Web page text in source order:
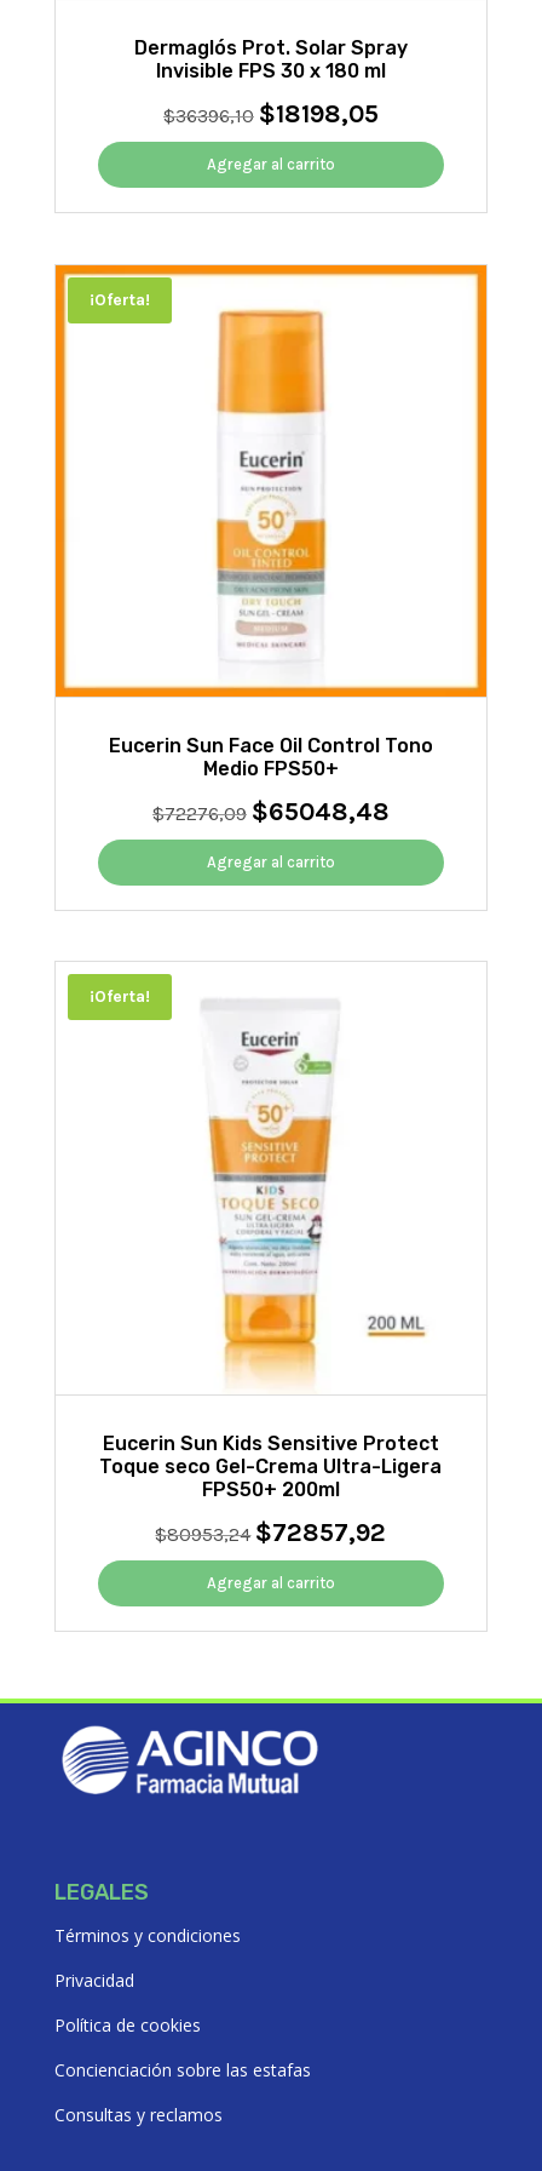
Dermaglós Prot. Solar Spray
Invisible FPS 30 x 180 ml
$36396,10 El
precio
original
era:
$36396,10.
$18198,05El
precio
es:
$18198,05.
Agregar al carrito
¡Oferta!
Eucerin Sun Face Oil Control Tono
Medio FPS50+
$72276,09 El
precio
original
era:
$72276,09.
$65048,48El
precio
actual
es:
$65048,48.
Agregar al carrito
¡Oferta!
Eucerin Sun Kids Sensitive Protect
Toque seco Gel-Crema Ultra-Ligera
FPS50+ 200ml
$80953,24 El
precio
original
era:
$80953,24.
$72857,92
precio
es:
$72857,92.
Agregar al carrito
LEGALES
Términos y condiciones
Privacidad
Política de cookies
Concienciación sobre las estafas
Consultas y reclamos